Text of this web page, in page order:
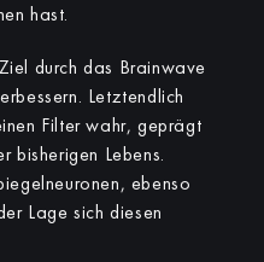
hast.
durch das Brainwave
Letztendlich
Filter wahr, geprägt
bisherigen Lebens.
ebenso
Lage sich diesen